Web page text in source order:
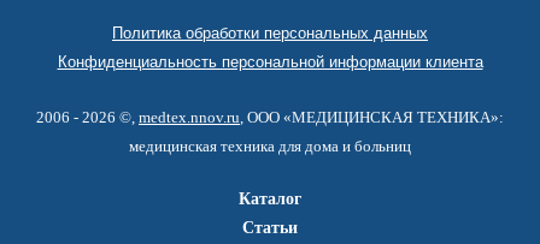
Политика обработки персональных данных
Конфиденциальность персональной информации клиента
2006 - 2026 ©, medtex.nnov.ru , ООО «МЕДИЦИНСКАЯ ТЕХНИКА»:
медицинская техника для дома и больниц
Каталог
Статьи